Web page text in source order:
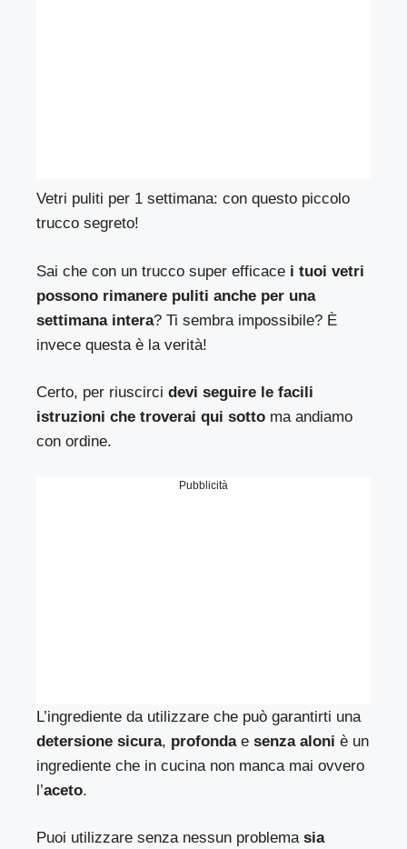
Vetri puliti per 1 settimana: con questo piccolo
trucco segreto!
Sai che con un trucco super efficace i tuoi vetri
possono rimanere puliti anche per una
settimana intera? Ti sembra impossibile? È
invece questa è la verità!
Certo, per riuscirci devi seguire le facili
istruzioni che troverai qui sotto ma andiamo
con ordine.
Pubblicità
L’ingrediente da utilizzare che può garantirti una
detersione sicura, profondaesenza aloni è un
ingrediente che in cucina non manca mai ovvero
l’aceto.
Puoi utilizzare senza nessun problemasia